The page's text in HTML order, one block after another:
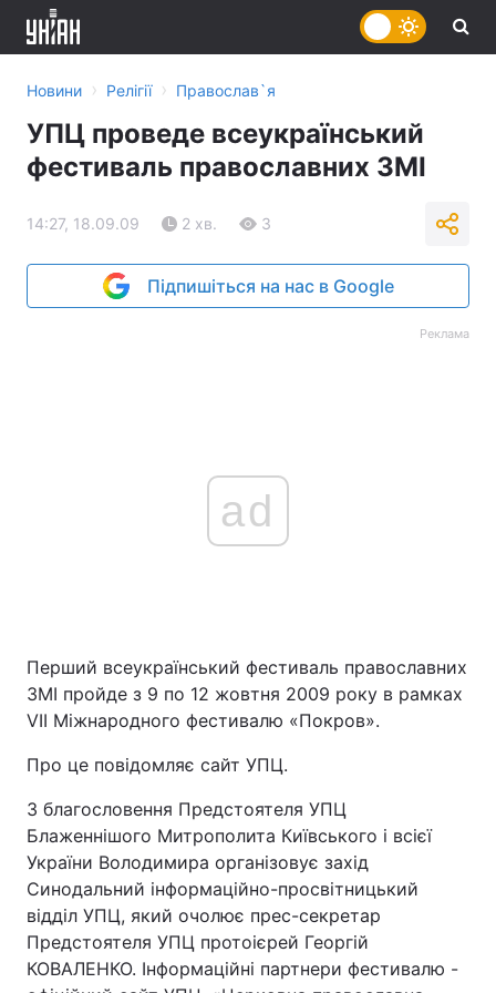
Новини › Релігії › Православ`я
УПЦ проведе всеукраїнський
фестиваль православних ЗМІ
14:27, 18.09.09 2 хв. 3
Підпишіться на нас в Google
Реклама
ad
Перший всеукраїнський фестиваль православних
ЗМІ пройде з 9 по 12 жовтня 2009 року в рамках
VII Міжнародного фестивалю «Покров».
Про це повідомляє сайт УПЦ.
З благословення Предстоятеля УПЦ
Блаженнішого Митрополита Київського і всієї
України Володимира організовує захід
Синодальний інформаційно-просвітницький
відділ УПЦ, який очолює прес-секретар
Предстоятеля УПЦ протоієрей Георгій
КОВАЛЕНКО. Інформаційні партнери фестивалю -